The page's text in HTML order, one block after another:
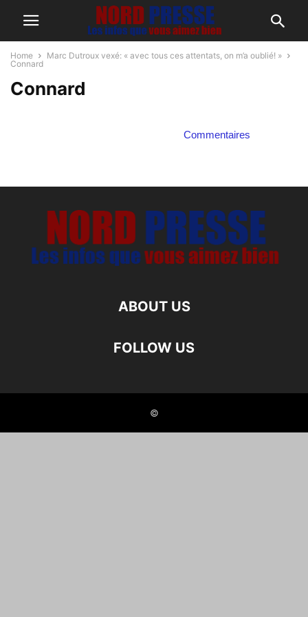
Home
Marc Dutroux vexé: « avec tous ces attentats, on m’a oublié! »
Connard
Connard
Commentaires
ABOUT US
FOLLOW US
©